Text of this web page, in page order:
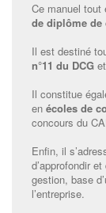
Ce manuel tout
de diplôme de
Il est destiné
n°11 du DCG
Il constitue
en écoles de
concours du
Enfin, il
d’approfondir
gestion, base
l’entreprise.